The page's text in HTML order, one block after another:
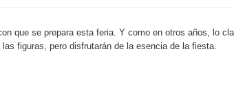
que se prepara esta feria. Y como en otros años, lo
figuras, pero disfrutarán de la esencia de la fiesta.